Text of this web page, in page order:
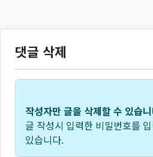
댓글 삭제
작성자만 글을 삭제할 수 있습
글 작성시 입력한 비밀번호를
있습니다.